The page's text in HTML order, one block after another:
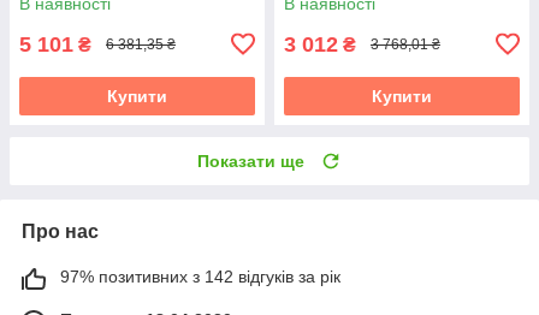
5 101 ₴ 6 381,35 ₴
Купити
3 012 ₴ 3 768,01 ₴
Купити
Показати ще
Про нас
97% позитивних з 142 відгуків за рік